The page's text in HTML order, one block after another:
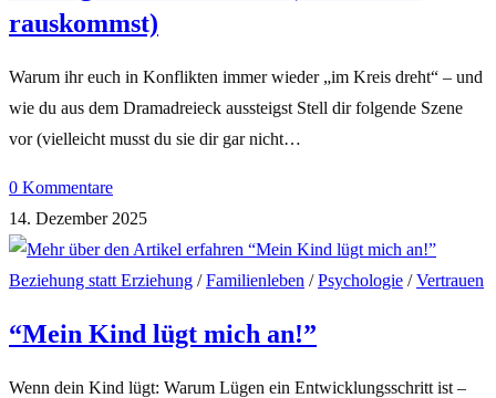
rauskommst)
Warum ihr euch in Konflikten immer wieder „im Kreis dreht“ – und
wie du aus dem Dramadreieck aussteigst Stell dir folgende Szene
vor (vielleicht musst du sie dir gar nicht…
0 Kommentare
14. Dezember 2025
Beziehung statt Erziehung /Familienleben /Psychologie /Vertrauen
“Mein Kind lügt mich an!”
Wenn dein Kind lügt: Warum Lügen ein Entwicklungsschritt ist –